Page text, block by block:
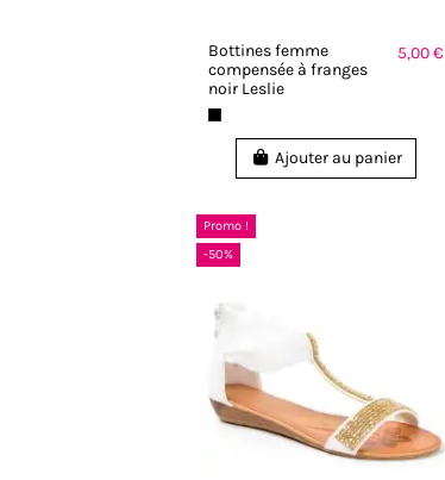
Bottines femme
compensée à franges
noir Leslie
5,00 €
Ajouter au panier
Promo !
-50%